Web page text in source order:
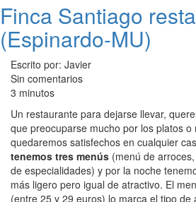
Finca Santiago
(Espinardo-MU)
Escrito por: Javier
Sin comentarios
3 minutos
Un restaurante para dejarse llevar,
que preocuparse mucho por los platos
quedaremos satisfechos en cualquier
tenemos tres menús (menú de
de especialidades) y por la noche
más ligero pero igual de atractivo. El
(entre 25 y 29 euros) lo marca el tipo de